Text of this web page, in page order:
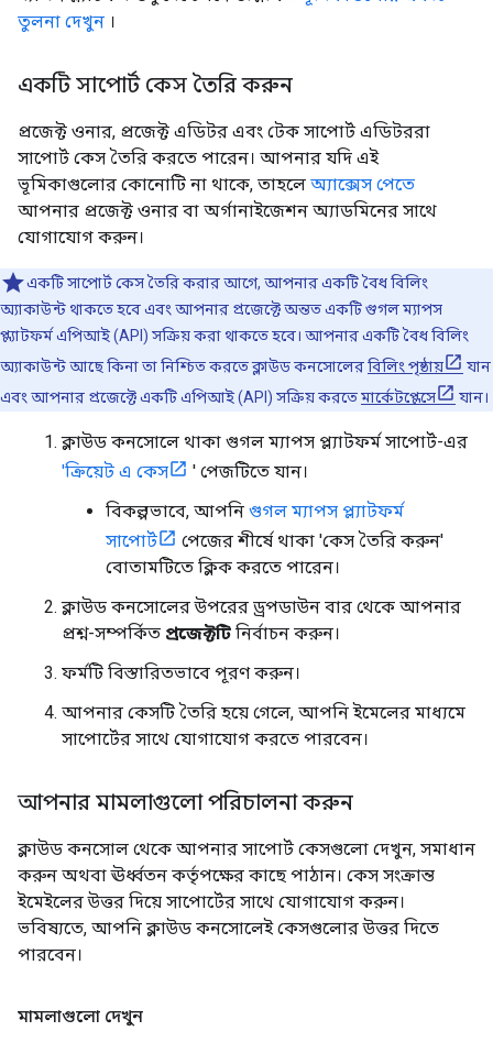
তুলনা দেখুন ।
একটি সাপোর্ট কেস তৈরি করুন
প্রজেক্ট ওনার, প্রজেক্ট এডিটর এবং টেক সাপোর্ট এডিটররা
সাপোর্ট কেস তৈরি করতে পারেন। আপনার যদি এই
ভূমিকাগুলোর কোনোটি না থাকে, তাহলে অ্যাক্সেস পেতে
আপনার প্রজেক্ট ওনার বা অর্গানাইজেশন অ্যাডমিনের সাথে
যোগাযোগ করুন।
একটি সাপোর্ট কেস তৈরি করার আগে, আপনার একটি বৈধ বিলিং
অ্যাকাউন্ট থাকতে হবে এবং আপনার প্রজেক্টে অন্তত একটি গুগল ম্যাপস
প্ল্যাটফর্ম এপিআই (API) সক্রিয় করা থাকতে হবে। আপনার একটি বৈধ বিলিং
অ্যাকাউন্ট আছে কিনা তা নিশ্চিত করতে ক্লাউড কনসোলেরবিলিং পৃষ্ঠায়
যান
এবং আপনার প্রজেক্টে একটি এপিআই (API) সক্রিয় করতেমার্কেটপ্লেসে যান।
ক্লাউড কনসোলে থাকা গুগল ম্যাপস প্ল্যাটফর্ম সাপোর্ট-এর
'ক্রিয়েট এ কেস
' পেজটিতে যান।
বিকল্পভাবে, আপনি গুগল ম্যাপস প্ল্যাটফর্ম
সাপোর্ট
পেজের শীর্ষে থাকা 'কেস তৈরি করুন'
বোতামটিতে ক্লিক করতে পারেন।
ক্লাউড কনসোলের উপরের ড্রপডাউন বার থেকে আপনার
প্রশ্ন-সম্পর্কিত প্রজেক্টটি নির্বাচন করুন।
ফর্মটি বিস্তারিতভাবে পূরণ করুন।
আপনার কেসটি তৈরি হয়ে গেলে, আপনি ইমেলের মাধ্যমে
সাপোর্টের সাথে যোগাযোগ করতে পারবেন।
আপনার মামলাগুলো পরিচালনা করুন
ক্লাউড কনসোল থেকে আপনার সাপোর্ট কেসগুলো দেখুন, সমাধান
করুন অথবা ঊর্ধ্বতন কর্তৃপক্ষের কাছে পাঠান। কেস সংক্রান্ত
ইমেইলের উত্তর দিয়ে সাপোর্টের সাথে যোগাযোগ করুন।
ভবিষ্যতে, আপনি ক্লাউড কনসোলেই কেসগুলোর উত্তর দিতে
পারবেন।
মামলাগুলো দেখুন